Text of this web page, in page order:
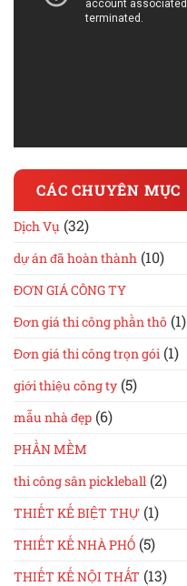
CÁC CHUYÊN MỤC
Dịch Vụ (32)
dự án đã hoàn thành (10)
ĐƠN GIÁ CÔNG TY
Đơn giá thi công phần thô (1)
Đơn giá thi công trọn gói (1)
giới thiệu công ty (5)
mẫu nhà đẹp (6)
PHẦN MỀM
thi công sân pickleball (2)
THIẾT KẾ BIỆT THỰ (1)
THIẾT KẾ NHÀ PHỐ (5)
THIẾT KẾ NỘI THẤT (13)